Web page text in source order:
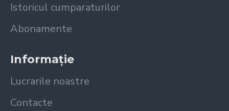
Istoricul cumparaturilor
Abonamente
Informație
Lucrarile noastre
Contacte